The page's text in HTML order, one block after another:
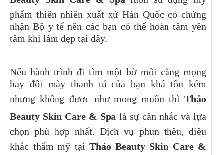
phẩm thiên nhiên xuất xứ Hàn Quốc có chứng
nhận Bộ y tế nên các bạn có thể hoàn tâm yên
tâm khi làm đẹp tại đây.
Nếu hành trình đi tìm một bờ môi căng mọng
hay đôi mày thanh tú của bạn khá tốn kém
nhưng không được như mong muốn thì Thảo
Beauty Skin Care & Spa là sự cân nhắc và lựa
chọn phù hợp nhất. Dịch vụ phun thêu, điêu
khắc thẩm mỹ tại Thảo Beauty Skin Care &